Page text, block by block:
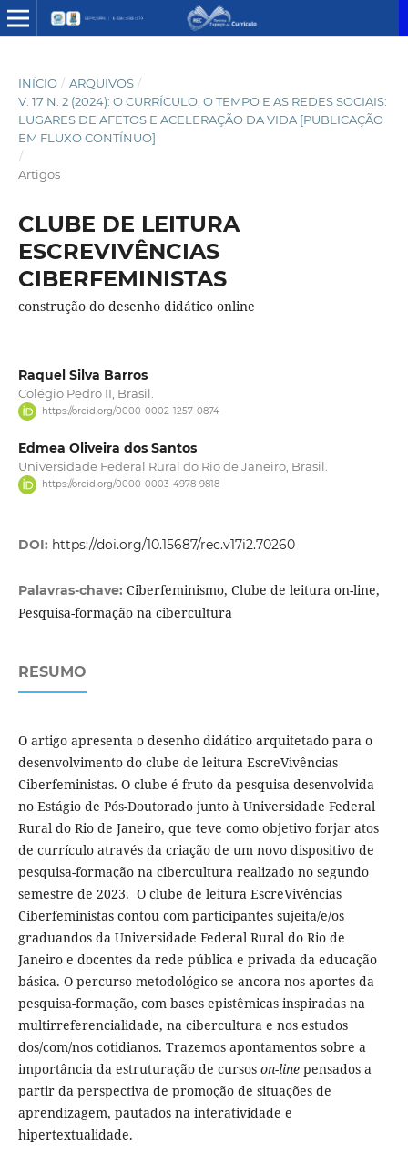
INÍCIO / ARQUIVOS /
V. 17 N. 2 (2024): O CURRÍCULO, O TEMPO E AS REDES SOCIAIS:
LUGARES DE AFETOS E ACELERAÇÃO DA VIDA [PUBLICAÇÃO
EM FLUXO CONTÍNUO]
/
Artigos
CLUBE DE LEITURA
ESCREVIVÊNCIAS
CIBERFEMINISTAS
construção do desenho didático online
Raquel Silva Barros
Colégio Pedro II, Brasil.
https://orcid.org/0000-0002-1257-0874
Edmea Oliveira dos Santos
Universidade Federal Rural do Rio de Janeiro, Brasil.
https://orcid.org/0000-0003-4978-9818
DOI: https://doi.org/10.15687/rec.v17i2.70260
Palavras-chave: Ciberfeminismo, Clube de leitura on-line,
Pesquisa-formação na cibercultura
RESUMO
O artigo apresenta o desenho didático arquitetado para o
desenvolvimento do clube de leitura EscreVivências
Ciberfeministas. O clube é fruto da pesquisa desenvolvida
no Estágio de Pós-Doutorado junto à Universidade Federal
Rural do Rio de Janeiro, que teve como objetivo forjar atos
de currículo através da criação de um novo dispositivo de
pesquisa-formação na cibercultura realizado no segundo
semestre de 2023. O clube de leitura EscreVivências
Ciberfeministas contou com participantes sujeita/e/os
graduandos da Universidade Federal Rural do Rio de
Janeiro e docentes da rede pública e privada da educação
básica. O percurso metodológico se ancora nos aportes da
pesquisa-formação, com bases epistêmicas inspiradas na
multirreferencialidade, na cibercultura e nos estudos
dos/com/nos cotidianos. Trazemos apontamentos sobre a
importância da estruturação de cursos on-linepensados a
partir da perspectiva de promoção de situações de
aprendizagem, pautados na interatividade e
hipertextualidade.